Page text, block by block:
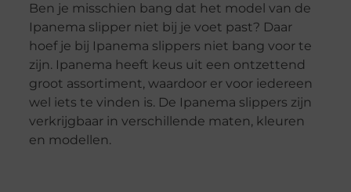
Ben je misschien bang dat het model van de
Ipanema slipper niet bij je voet past? Daar
hoef je bij Ipanema slippers niet bang voor te
zijn. Ipanema heeft keus uit een ontzettend
groot assortiment, waardoor er voor iedereen
wel iets te vinden is. De Ipanema slippers zijn
verkrijgbaar in verschillende maten, kleuren
en modellen.